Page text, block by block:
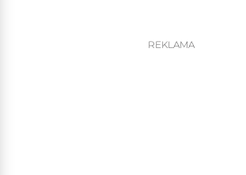
REKLAMA